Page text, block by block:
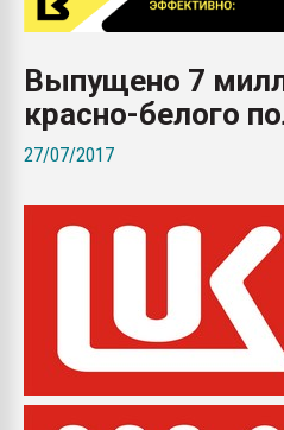
Выпущено 7
красно-белого
27/07/2017